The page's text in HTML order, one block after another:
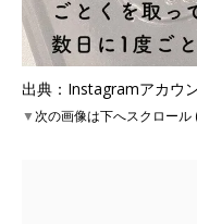
出典：Instagramアカウ
▼次の画像は下へスクロール